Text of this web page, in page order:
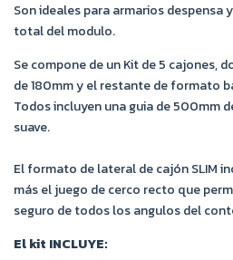
Son ideales para armarios despensa
total del modulo.
Se compone de un Kit de 5 cajones,
de 180mm y el restante de formato
Todos incluyen una guia de 500mm
suave.
El formato de lateral de cajón SLIM
más el juego de cerco recto que
seguro de todos los angulos del
El kit INCLUYE: